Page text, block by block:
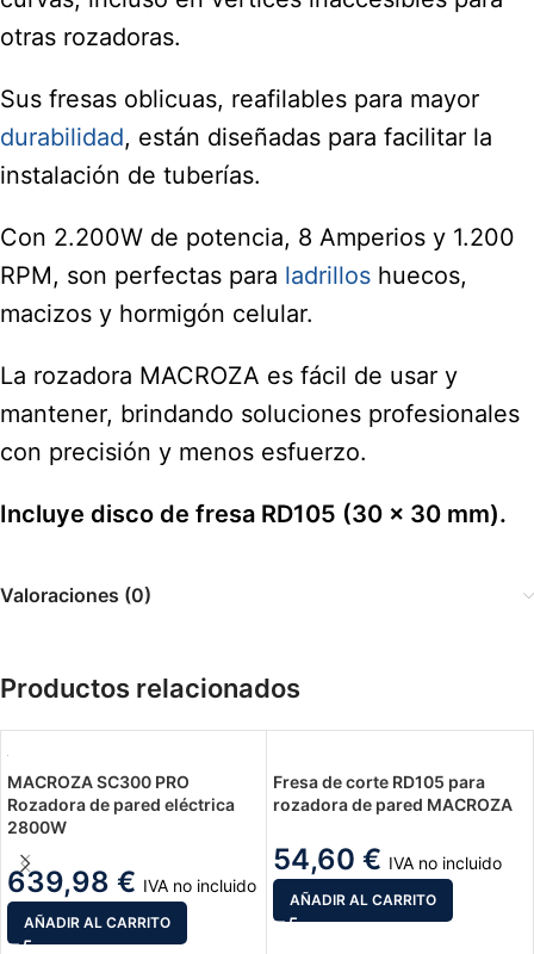
otras rozadoras.
Sus fresas oblicuas, reafilables para mayor
durabilidad, están diseñadas para facilitar la
instalación de tuberías.
Con 2.200W de potencia, 8 Amperios y 1.200
RPM, son perfectas para ladrillos huecos,
macizos y hormigón celular.
La rozadora MACROZA es fácil de usar y
mantener, brindando soluciones profesionales
con precisión y menos esfuerzo.
Incluye disco de fresa RD105 (30 x 30 mm).
Valoraciones (0)
Productos relacionados
MACROZA SC300 PRO
Rozadora de pared eléctrica
2800W
639,98 € IVA no incluido
AÑADIR AL CARRITO
Fresa de corte RD105 para
rozadora de pared MACROZA
54,60 € IVA no incluido
AÑADIR AL CARRITO